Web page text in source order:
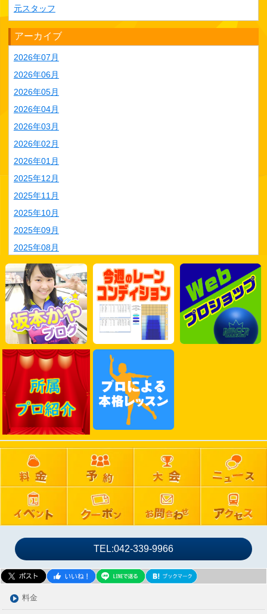
元スタッフ
アーカイブ
2026年07月
2026年06月
2026年05月
2026年04月
2026年03月
2026年02月
2026年01月
2025年12月
2025年11月
2025年10月
2025年09月
2025年08月
2025年07月
2025年06月
2025年05月
2025年04月
2025年03月
2025年02月
2025年01月
2024年12月
2024年11月
2024年10月
2024年09月
2024年08月
2024年07月
2024年06月
2024年05月
2024年04月
2024年03月
2024年02月
2024年01月
2023年12月
2023年11月
TEL:042-339-9966
料金